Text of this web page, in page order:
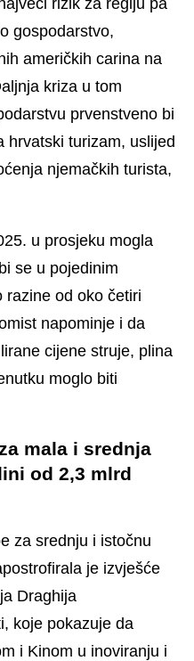
rizik za regiju pa
gospodarstvo,
američkih carina na
kriza u tom
prvenstveno bi
hrvatski turizam, uslijed
njemačkih turista,
u prosjeku mogla
se u pojedinim
razine od oko četiri
napominje i da
cijene struje, plina
moglo biti
mala i srednja
od 2,3 mlrd
za srednju i istočnu
je izvješće
Draghija
koje pokazuje da
i Kinom u inoviranju i